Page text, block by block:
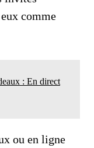
comme
: En direct
ou en ligne